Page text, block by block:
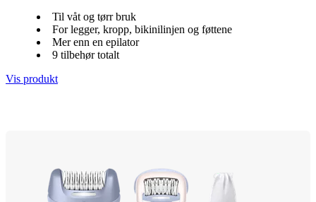
Til våt og tørr bruk
For legger, kropp, bikinilinjen og føttene
Mer enn en epilator
9 tilbehør totalt
Vis produkt